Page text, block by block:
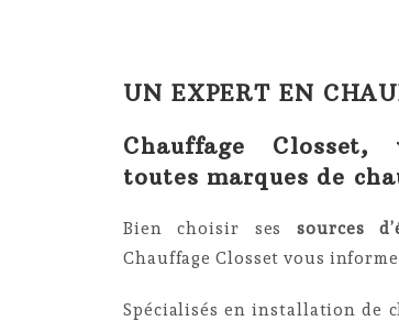
UN EXPERT EN
Chauffage Closset,
toutes marques de
Bien choisir sessources
Chauffage Closset vous
Spécialisés en installation de